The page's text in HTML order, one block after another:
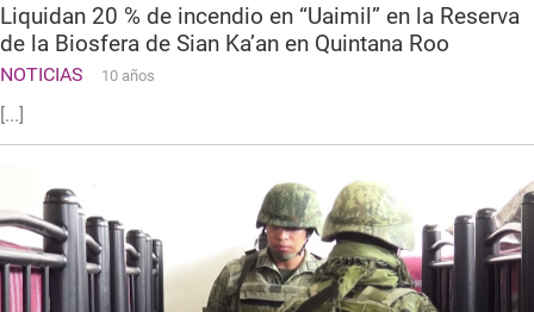
Liquidan 20 % de incendio en “Uaimil” en la Reserva
de la Biosfera de Sian Ka’an en Quintana Roo
NOTICIAS 10 años
[...]